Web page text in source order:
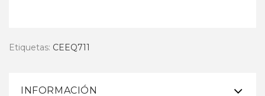
Etiquetas: CEEQ711
INFORMACIÓN